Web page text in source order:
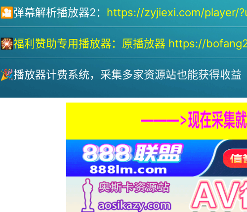
🎦弹幕解析播放器2： https://zyjiexi.com/player/
🎇福利赞助专用播放器： 原播放器 https://
🎉播放器计费系统，采集多家资源站也能获得收益